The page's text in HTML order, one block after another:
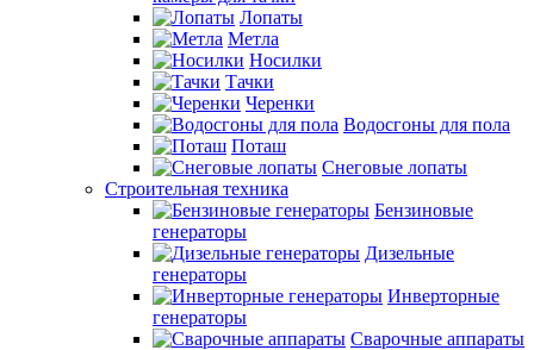
Лопаты
Метла
Носилки
Тачки
Черенки
Водосгоны для пола
Поташ
Снеговые лопаты
Строительная техника
Бензиновые
генераторы
Дизельные
генераторы
Инверторные
генераторы
Сварочные аппараты